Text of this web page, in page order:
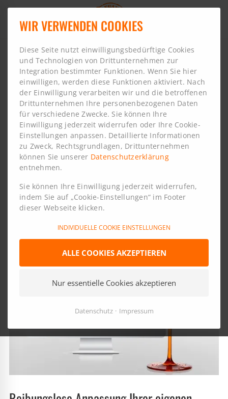
WIR VERWENDEN COOKIES
Diese Seite nutzt einwilligungsbedürftige Cookies
und Technologien von Drittunternehmen zur
Integration bestimmter Funktionen. Wenn Sie hier
einwilligen, werden diese Funktionen aktiviert. Nach
der Einwilligung verarbeiten wir und die betroffenen
Drittunternehmen Ihre personenbezogenen Daten
für verschiedene Zwecke. Sie können Ihre
Einwilligung jederzeit widerrufen oder Ihre Cookie-
Einstellungen anpassen. Detaillierte Informationen
zu Zweck, Rechtsgrundlagen, Drittunternehmen
können Sie unserer Datenschutzerklärung
entnehmen.
Sie können Ihre Einwilligung jederzeit widerrufen,
indem Sie auf „Cookie-Einstellungen“ im Footer
dieser Webseite klicken.
INDIVIDUELLE COOKIE EINSTELLUNGEN
ALLE COOKIES AKZEPTIEREN
Nur essentielle Cookies akzeptieren
Datenschutz Impressum
Böckling Startseite Mobil
Home Unternehmen Wie wir arbeiten
Unsere Arbeitsweise:
Von der Druckvorlage
zur perfekten
Veredelung